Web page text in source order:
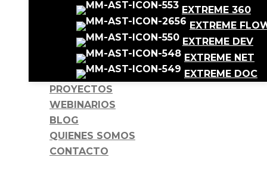
EXTREME 360
EXTREME
EXTREME DEV
EXTREME NET
EXTREME DOC
PROYECTOS
WEBINARIOS
BLOG
QUIENES SOMOS
CONTACTO